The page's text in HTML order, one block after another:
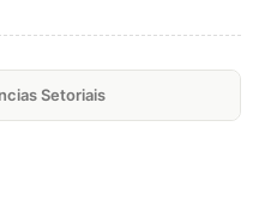
Setoriais